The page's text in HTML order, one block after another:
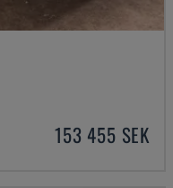
153 455 SEK